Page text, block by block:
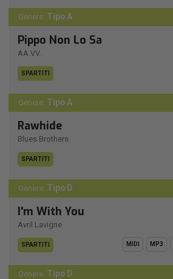
Genere: Tipo A
Pippo Non Lo Sa
AA.VV.
SPARTITI
Genere: Tipo A
Rawhide
Blues Brothers
SPARTITI
Genere: Tipo D
I'm With You
Avril Lavigne
SPARTITI MIDI MP3
Genere: Tipo D